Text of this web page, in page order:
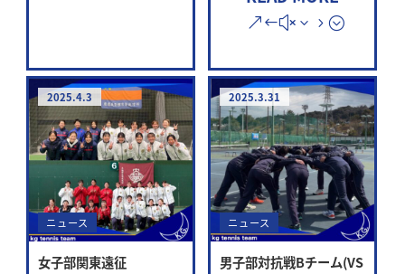
2025.4.3
ニュース
女子部関東遠征
2025.3.31
ニュース
男子部対抗戦Bチーム(VS